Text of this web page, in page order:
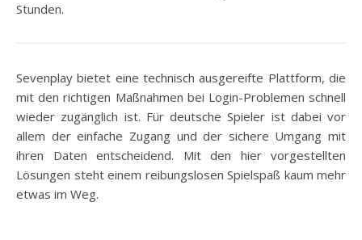
Stunden.
Sevenplay bietet eine technisch ausgereifte Plattform, die
mit den richtigen Maßnahmen bei Login-Problemen schnell
wieder zugänglich ist. Für deutsche Spieler ist dabei vor
allem der einfache Zugang und der sichere Umgang mit
ihren Daten entscheidend. Mit den hier vorgestellten
Lösungen steht einem reibungslosen Spielspaß kaum mehr
etwas im Weg.